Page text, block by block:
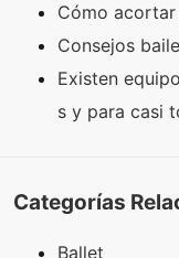
Cómo acortar
Consejos
Existen
s y para casi
Categorías
Ballet